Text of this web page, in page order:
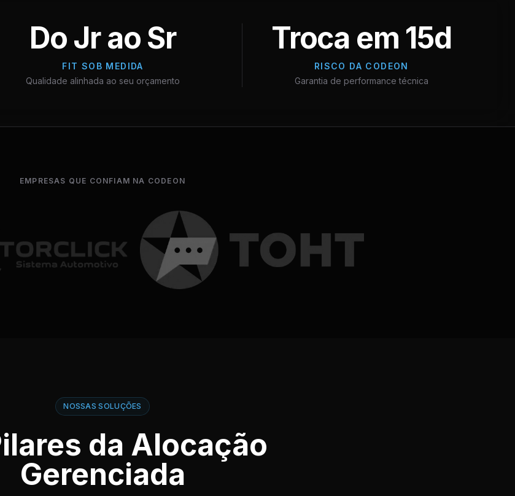
Do Jr ao Sr
FIT SOB MEDIDA
Qualidade alinhada ao seu orçamento
Troca em 15d
RISCO DA CODEON
Garantia de performance técnica
EMPRESAS QUE CONFIAM NA CODEON
NOSSAS SOLUÇÕES
da Alocação
Gerenciada